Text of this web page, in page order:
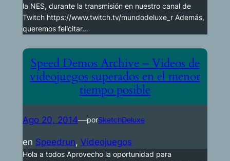
la NES, durante la transmisión en nuestro canal de
Twitch https://www.twitch.tv/mundodeluxe_r Además,
queremos felicitar…
Speed Demos Archive – Videos de
videojuegos superados en el menor
tiempo posible
Ago 20, 2014—porSketchDeluxe
en Speedrun, Videojuegos
Hola a todos Aprovecho la oportunidad para